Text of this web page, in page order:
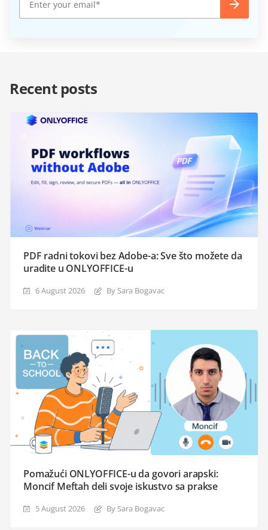
Recent posts
PDF radni tokovi bez Adobe-a: Sve što možete da
uradite u ONLYOFFICE-u
6 August 2026 By Sara Bogavac
Pomažući ONLYOFFICE-u da govori arapski:
Moncif Meftah deli svoje iskustvo sa prakse
5 August 2026 By Sara Bogavac